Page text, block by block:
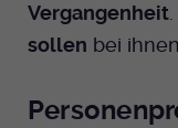
Vergangenheit
sollen bei ihnen